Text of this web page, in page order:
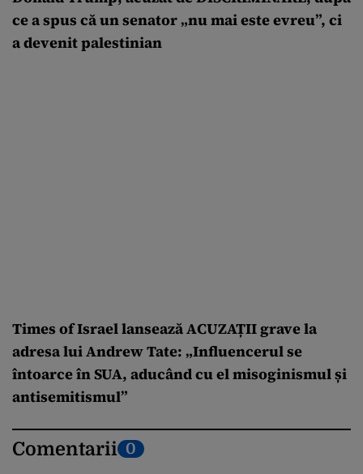
ce a spus că un senator „nu mai este evreu”, ci
a devenit palestinian
Times of Israel lansează ACUZAȚII grave la
adresa lui Andrew Tate: „Influencerul se
întoarce în SUA, aducând cu el misoginismul și
antisemitismul”
Comentarii 0